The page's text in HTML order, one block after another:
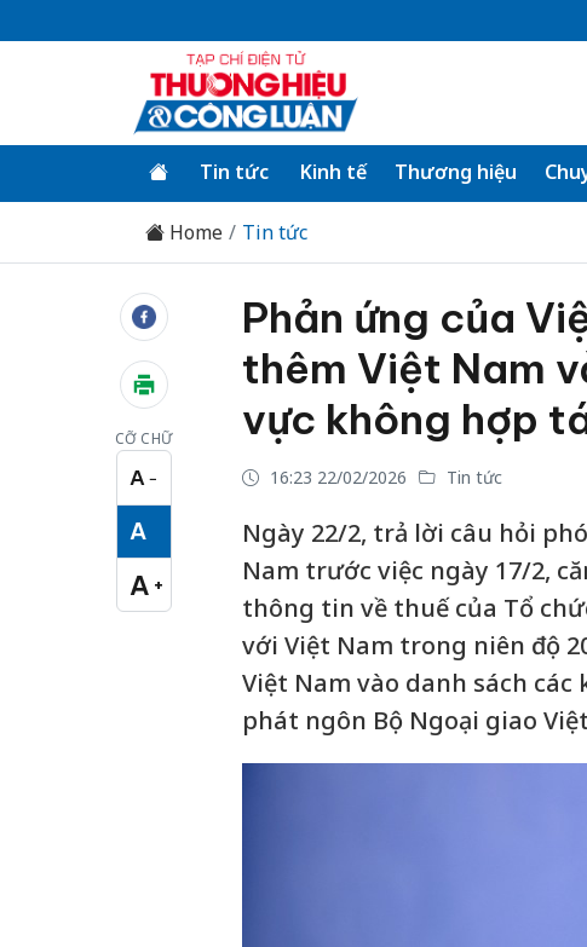
Tin tức Kinh tế Thương hiệu
Home Tin tức
CỠ CHỮ
A −
Cỡ chữ nhỏ
A
Cỡ chữ vừa
A +
Cỡ chữ lớn
Phản ứng của
thêm Việt Nam
vực không hợp
16:23 22/02/2026 Tin tức
Ngày 22/2, trả lời câu hỏi
Nam trước việc ngày 17/2,
thông tin về thuế của Tổ
với Việt Nam trong niên độ
Việt Nam vào danh sách
phát ngôn Bộ Ngoại giao